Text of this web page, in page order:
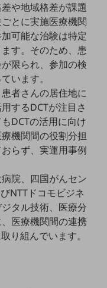
や地域格差が課題
とに実施医療機関
可能な治験は特定
す。そのため、患
限られ、参加の検
います。
者さんの居住地に
するDCTが注目さ
DCTの活用に向け
機関間の役割分担
らず、実運用事例
院、四国がんセン
NTTドコモビジネ
タル技術、医療分
医療機関間の連携
り組んでいます。